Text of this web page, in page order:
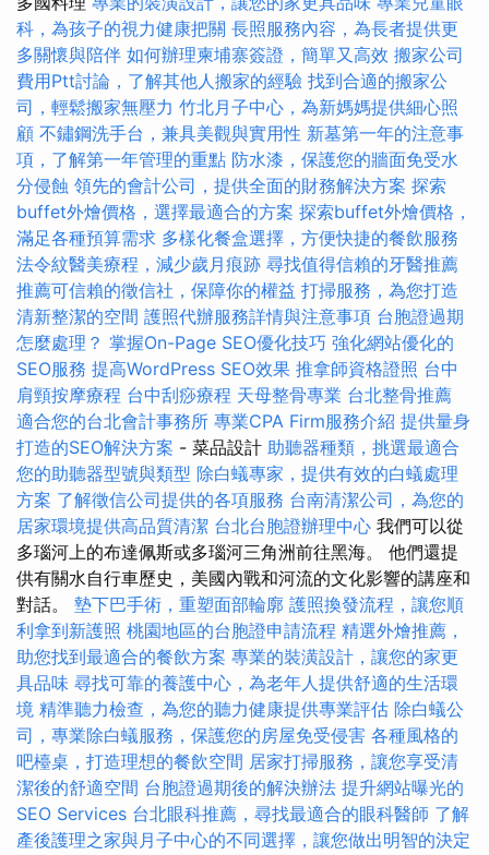
科，為孩子的視力健康把關 長照服務內容，為長者提供更
多關懷與陪伴 如何辦理柬埔寨簽證，簡單又高效 搬家公司
費用Ptt討論，了解其他人搬家的經驗 找到合適的搬家公
司，輕鬆搬家無壓力 竹北月子中心，為新媽媽提供細心照
顧 不鏽鋼洗手台，兼具美觀與實用性 新墓第一年的注意事
項，了解第一年管理的重點 防水漆，保護您的牆面免受水
分侵蝕 領先的會計公司，提供全面的財務解決方案 探索
buffet外燴價格，選擇最適合的方案 探索buffet外燴價格，
滿足各種預算需求 多樣化餐盒選擇，方便快捷的餐飲服務
法令紋醫美療程，減少歲月痕跡 尋找值得信賴的牙醫推薦
推薦可信賴的徵信社，保障你的權益 打掃服務，為您打造
清新整潔的空間 護照代辦服務詳情與注意事項 台胞證過期
怎麼處理？ 掌握On-Page SEO優化技巧 強化網站優化的
SEO服務 提高WordPress SEO效果 推拿師資格證照 台中
肩頸按摩療程 台中刮痧療程 天母整骨專業 台北整骨推薦
適合您的台北會計事務所 專業CPA Firm服務介紹 提供量身
打造的SEO解決方案 - 菜品設計 助聽器種類，挑選最適合
您的助聽器型號與類型 除白蟻專家，提供有效的白蟻處理
方案 了解徵信公司提供的各項服務 台南清潔公司，為您的
居家環境提供高品質清潔 台北台胞證辦理中心 我們可以從
多瑙河上的布達佩斯或多瑙河三角洲前往黑海。 他們還提
供有關水自行車歷史，美國內戰和河流的文化影響的講座和
對話。 墊下巴手術，重塑面部輪廓 護照換發流程，讓您順
利拿到新護照 桃園地區的台胞證申請流程 精選外燴推薦，
助您找到最適合的餐飲方案 專業的裝潢設計，讓您的家更
具品味 尋找可靠的養護中心，為老年人提供舒適的生活環
境 精準聽力檢查，為您的聽力健康提供專業評估 除白蟻公
司，專業除白蟻服務，保護您的房屋免受侵害 各種風格的
吧檯桌，打造理想的餐飲空間 居家打掃服務，讓您享受清
潔後的舒適空間 台胞證過期後的解決辦法 提升網站曝光的
SEO Services 台北眼科推薦，尋找最適合的眼科醫師 了解
產後護理之家與月子中心的不同選擇，讓您做出明智的決定